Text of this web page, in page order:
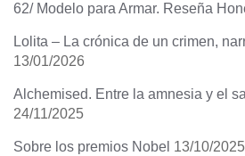
62/ Modelo para Armar. Reseña
Lolita – La crónica de un crimen,
13/01/2026
Alchemised. Entre la amnesia y el
24/11/2025
Sobre los premios Nobel 13/10/2025